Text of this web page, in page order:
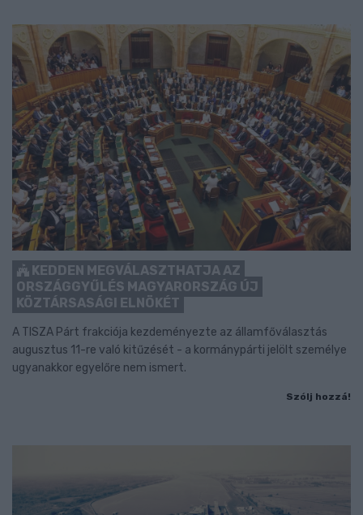
KEDDEN MEGVÁLASZTHATJA AZ
ORSZÁGGYŰLÉS MAGYARORSZÁG ÚJ
KÖZTÁRSASÁGI ELNÖKÉT
A TISZA Párt frakciója kezdeményezte az államfőválasztás
augusztus 11-re való kitűzését - a kormánypárti jelölt személye
ugyanakkor egyelőre nem ismert.
Szólj hozzá!